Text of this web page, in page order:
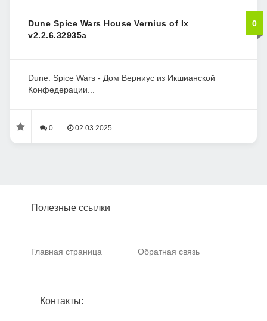
Dune Spice Wars House Vernius of Ix
v2.2.6.32935a
0
Dune: Spice Wars - Дом Верниус из Икшианской
Конфедерации...
0 02.03.2025
Полезные ссылки
Главная страница Обратная связь
Контакты: